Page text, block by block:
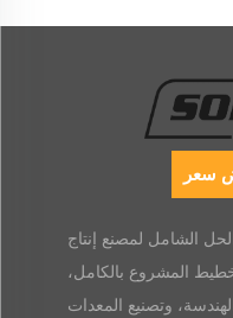
سعر
الشامل لمصنع إنتاج
المشروع بالكامل،
وتصنيع المعدات